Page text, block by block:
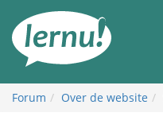
inhoud
Forum Over de website